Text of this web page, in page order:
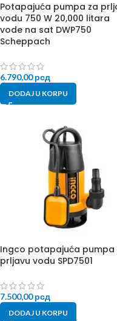
Potapajuća pumpa za
vodu 750 W 20,000 litara
vode na sat DWP750
Scheppach
6.790,00рсд
DODAJ U KORPU
Ingco potapajuća pumpa
prljavu vodu SPD7501
7.500,00рсд
DODAJ U KORPU